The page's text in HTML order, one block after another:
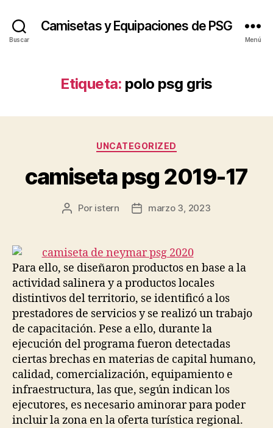
Buscar
Camisetas y Equipaciones de PSG
Menú
Etiqueta: polo psg gris
Categorías
UNCATEGORIZED
camiseta psg 2019-17
Autor
entrada
Por istern
Fecha
entrada
marzo 3, 2023
Para ello, se diseñaron productos en base a la
actividad salinera y a productos locales
distintivos del territorio, se identificó a los
prestadores de servicios y se realizó un trabajo
de capacitación. Pese a ello, durante la
ejecución del programa fueron detectadas
ciertas brechas en materias de capital humano,
calidad, comercialización, equipamiento e
infraestructura, las que, según indican los
ejecutores, es necesario aminorar para poder
incluir la zona en la oferta turística regional.